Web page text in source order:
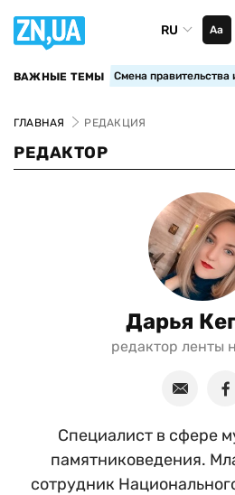
RU Аа
ВАЖНЫЕ ТЕМЫ Смена правительства
ГЛАВНАЯ РЕДАКЦИЯ
РЕДАКТОР
Дарья
редактор ленты
Специалист в сфере
памятниковедения.
сотрудник